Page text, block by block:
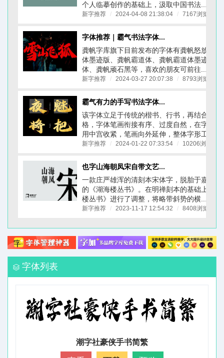
个人临摹创作的基础上，汲取中国书法...
新字推荐 / 2024-04-08 21:38:04 / 7167浏览
字体推荐｜霸气书法字体｜龚帆字库合集
龚帆字库旗下目前发布的字体有龚帆怒放体、
体墨迹版、龚帆霸道体、龚帆霸道体墨迹版、
体、龚帆顽石黑等，喜欢的朋友可前往...
新字推荐 / 2024-03-27 20:07:38 / 8793浏览
霸气有力的手写书法字体-龚帆怒放体(附下载链接)
该字体立足于传统的楷书、行书，再结合个人
格，字体笔画衔接有序、过度自然，在字体结
用中宫收紧，笔画向外延伸，整体字形工...
新字推荐 / 2024-01-22 07:33:54 / 10206浏览
也字山海朝凤宋自带文艺古典刻本质感的字体
一款庄严雄浑的清刻本宋体字，脱胎于嘉庆二
的《湖海楼丛书》。在明禅刻本的基础上，参
楼丛书》进行了调整，将略带斜势的横...
新字推荐 / 2023-11-17 12:54:32 / 8408浏览
字体列表
潮字社豪侠手书简繁